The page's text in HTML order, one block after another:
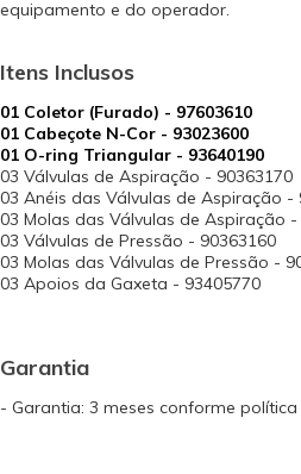
equipamento e do operador.
Itens Inclusos
01 Coletor (Furado) - 97603610
01 Cabeçote N-Cor - 93023600
01 O-ring Triangular - 93640190
03 Válvulas de Aspiração - 90363170
03 Anéis das Válvulas de Aspiração -
03 Molas das Válvulas de Aspiração -
03 Válvulas de Pressão - 90363160
03 Molas das Válvulas de Pressão -
03 Apoios da Gaxeta - 93405770
Garantia
- Garantia: 3 meses conforme